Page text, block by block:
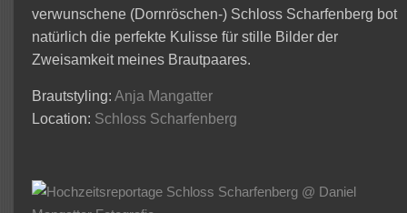
verwunschene (Dornröschen-) Schloss Scharfenberg bot
natürlich die perfekte Kulisse für stille Bilder der
Zweisamkeit meines Brautpaares.
Brautstyling:Anja Mangatter
Location: Schloss Scharfenberg